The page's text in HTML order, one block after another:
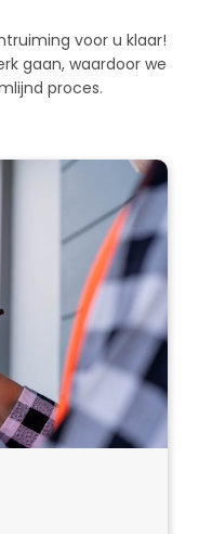
voor u klaar!
gaan, waardoor we
proces.